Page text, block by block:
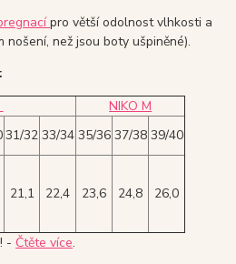
pro větší odolnost vlhkosti a
než jsou boty ušpiněné).
NIKO M
31/32 33/34 35/36 37/38 39/40
21,1 22,4 23,6 24,8 26,0
- Čtěte více.